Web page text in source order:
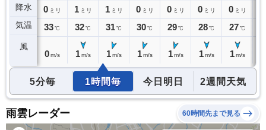
降水
気温
風
0ミリ
35℃
0 ミリ
33℃
0 m/s
1 ミリ
32℃
1 m/s
1 ミリ
31℃
1 m/s
0 ミリ
30℃
1 m/s
0 ミリ
29℃
1 m/s
0 ミリ
28℃
1 m/s
0 ミリ
27℃
1 m/s
5分毎 1時間毎 今日明日 2週間天気
雨雲レーダー 60時間先まで見る